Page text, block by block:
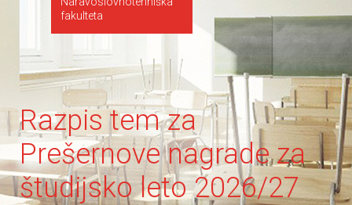
fakulteta
Razpis tem za
Prešernove nagrade za
študijsko leto 2026/27